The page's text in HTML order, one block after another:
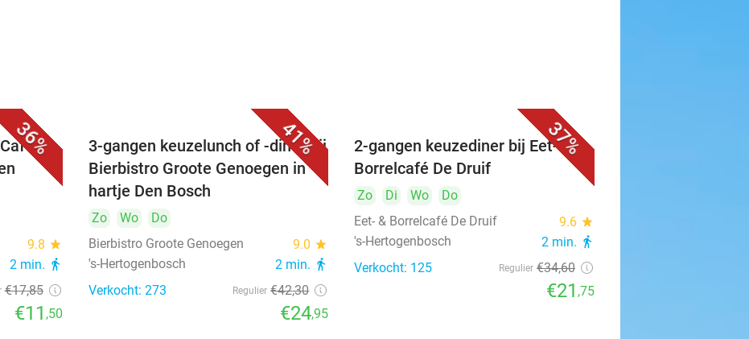
36%
9.8 star
2 min. directions_walk
€17,85
€11 ,50
41%
3-gangen keuzelunch of -diner bij
Bierbistro Groote Genoegen in
hartje Den Bosch
Zo Wo
Do
Bierbistro Groote Genoegen
9.0 star
's-Hertogenbosch 2 min. directions_walk
Verkocht: 273 Regulier €42,30
€24,95
37%
2-gangen keuzediner bij Eet- &
Borrelcafé De Druif
Zo Di Wo
Do
Eet- & Borrelcafé De Druif
9.6 star
's-Hertogenbosch 2 min. directions_walk
Verkocht: 125 Regulier €34,60
€21 ,75